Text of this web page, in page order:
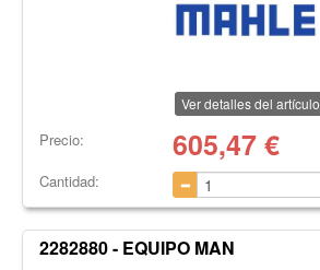
Ver detalles del artículo
Precio: 605,47€
Cantidad:
2282880 - EQUIPO MAN